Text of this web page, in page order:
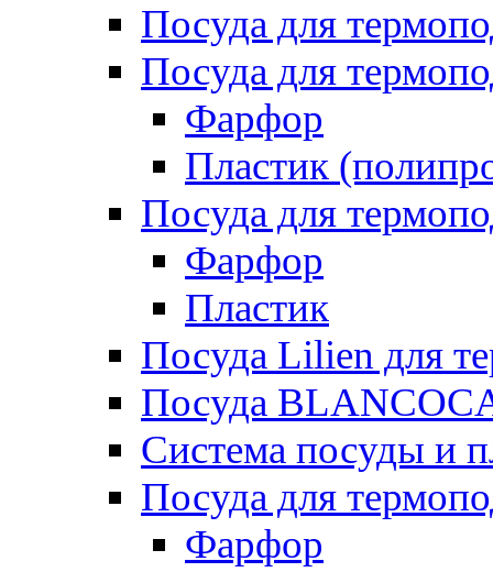
Посуда для
Посуда для
Фарфор
Пластик
Посуда для
Фарфор
Пластик
Посуда Lilien для
Посуда
Система посуды и
Посуда для
Фарфор